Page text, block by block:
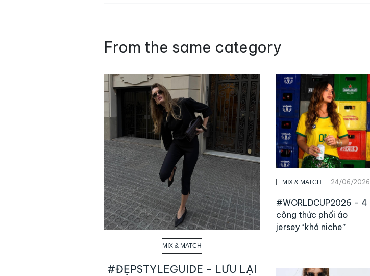
From the same category
MIX & MATCH
#ĐẸPSTYLEGUIDE – LƯU LẠI
MIX & MATCH 24/06/2026
#WORLDCUP2026 – 4
công thức phối áo
jersey “khá niche”